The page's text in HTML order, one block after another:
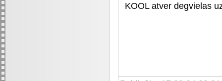
KOOL atver degvielas